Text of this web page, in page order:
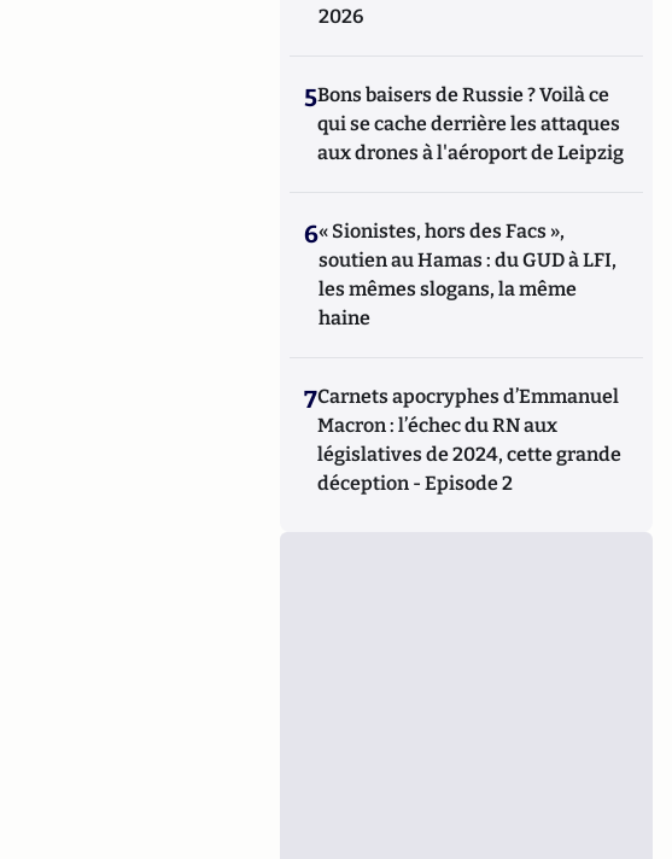
2026
5Bons baisers de Russie ? Voilà ce
qui se cache derrière les attaques
aux drones à l'aéroport de Leipzig
6« Sionistes, hors des Facs »,
soutien au Hamas : du GUD à LFI,
les mêmes slogans, la même
haine
7Carnets apocryphes d’Emmanuel
Macron : l’échec du RN aux
législatives de 2024, cette grande
déception - Episode 2